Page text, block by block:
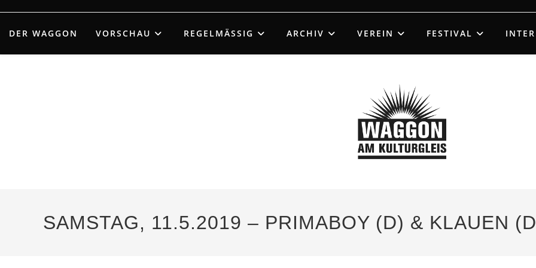
springen
DER WAGGON VORSCHAU REGELMÄSSIG ARCHIV VEREIN FESTIVAL
SAMSTAG, 11.5.2019 – PRIMABOY (D) & KLAUEN